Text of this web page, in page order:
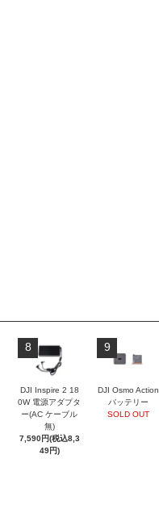
8
DJI Inspire 2 18
0W 電源アダプタ
ー(AC ケーブル
無)
7,590円(税込8,3
49円)
9
DJI Osmo Action
バッテリー
SOLD OUT